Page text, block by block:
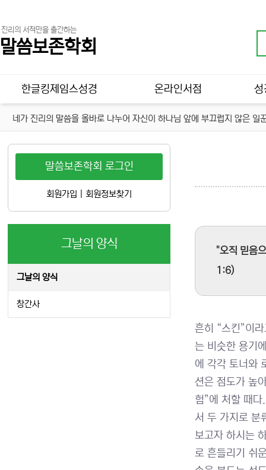
진리의 서적만을 출간하는
말씀보존학회
메인 메뉴
한글킹제임스성경 온라인서점 성
네가 진리의 말씀을 올바로 나누어 자신이 하나님 앞에 부끄럽지 않은
"오직 믿음
1:6)
흔히 “스킨”이
는 비슷한 용기
에 각각 토너와
션은 점도가 높
험”에 처할 때
서 두 가지로 분
보고자 하시는
로 흔들리기 쉬
말씀보존학회 로그인
회원가입 회원정보찾기
그날의 양식
그날의 양식
창간사